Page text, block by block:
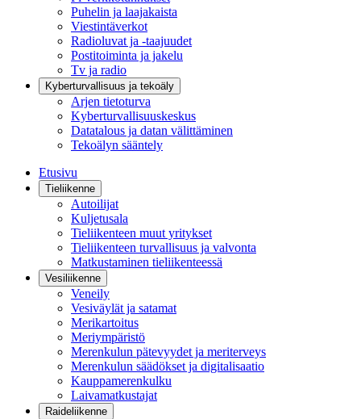
Puhelin ja laajakaista
Viestintäverkot
Radioluvat ja -taajuudet
Postitoiminta ja jakelu
Tv ja radio
Kyberturvallisuus ja tekoäly
Arjen tietoturva
Kyberturvallisuuskeskus
Datatalous ja datan välittäminen
Tekoälyn sääntely
Etusivu
Tieliikenne
Autoilijat
Kuljetusala
Tieliikenteen muut yritykset
Tieliikenteen turvallisuus ja valvonta
Matkustaminen tieliikenteessä
Vesiliikenne
Veneily
Vesiväylät ja satamat
Merikartoitus
Meriympäristö
Merenkulun pätevyydet ja meriterveys
Merenkulun säädökset ja digitalisaatio
Kauppamerenkulku
Laivamatkustajat
Raideliikenne